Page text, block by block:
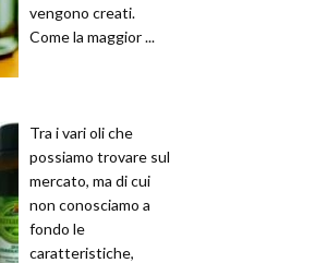
vengono creati.
Come la maggior ...
Tra i vari oli che
possiamo trovare sul
mercato, ma di cui
non conosciamo a
fondo le
caratteristiche,